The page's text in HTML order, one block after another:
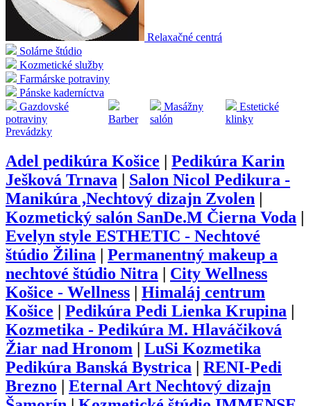
Relaxačné centrá
Solárne štúdio
Kozmetické služby
Farmárske potraviny
Pánske kaderníctva
Gazdovské
potraviny
Barber
Masážny
salón
Estetické
klinky
Prevádzky
Adel pedikúra Košice
Pedikúra Karin
Ješková Trnava
Salon Nicol Pedikura -
Manikúra ,Nechtový dizajn Zvolen
Kozmetický salón SanDe.M Čierna Voda
Evelyn style ESTHETIC - Nechtové
štúdio Žilina
Permanentný makeup a
nechtové štúdio Nitra
City Wellness
Košice - Wellness
Himaláj centrum
Košice
Pedikúra Pedi Lienka Krupina
Kozmetika - Pedikúra M. Hlaváčiková
Žiar nad Hronom
LuSi Kozmetika
Pedikúra Banská Bystrica
RENI-Pedi
Brezno
Eternal Art Nechtový dizajn